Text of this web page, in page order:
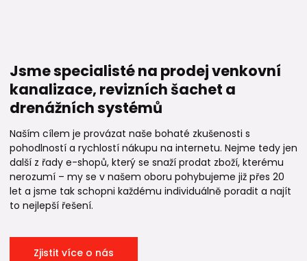
Jsme specialisté na prodej venkovní
kanalizace, revizních šachet a
drenážních systémů
Naším cílem je provázat naše bohaté zkušenosti s
pohodlností a rychlostí nákupu na internetu. Nejme tedy jen
další z řady e-shopů, který se snaží prodat zboží, kterému
nerozumí – my se v našem oboru pohybujeme již přes 20
let a jsme tak schopni každému individuálně poradit a najít
to nejlepší řešení.
Zjistit více o nás